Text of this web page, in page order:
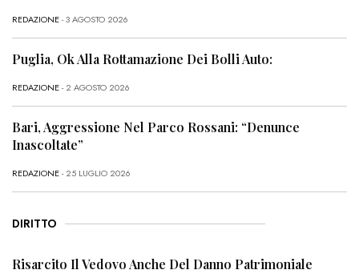
REDAZIONE- 3 AGOSTO 2026
Puglia, Ok Alla Rottamazione Dei Bolli Auto:
REDAZIONE- 2 AGOSTO 2026
Bari, Aggressione Nel Parco Rossani: “Denunce
Inascoltate”
REDAZIONE- 25 LUGLIO 2026
DIRITTO
Risarcito Il Vedovo Anche Del Danno Patrimoniale